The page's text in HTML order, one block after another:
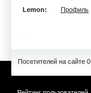
Lemon: Профиль
Посетителей на сайте 0